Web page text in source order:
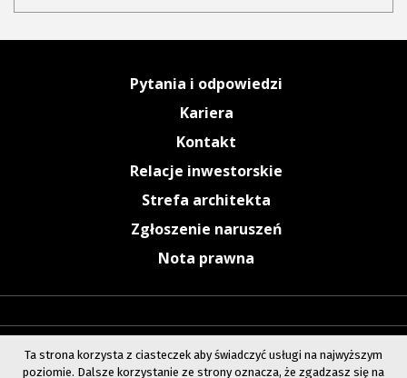
Pytania i odpowiedzi
Kariera
Kontakt
Relacje inwestorskie
Strefa architekta
Zgłoszenie naruszeń
Nota prawna
Ta strona korzysta z ciasteczek aby świadczyć usługi na najwyższym
poziomie. Dalsze korzystanie ze strony oznacza, że zgadzasz się na